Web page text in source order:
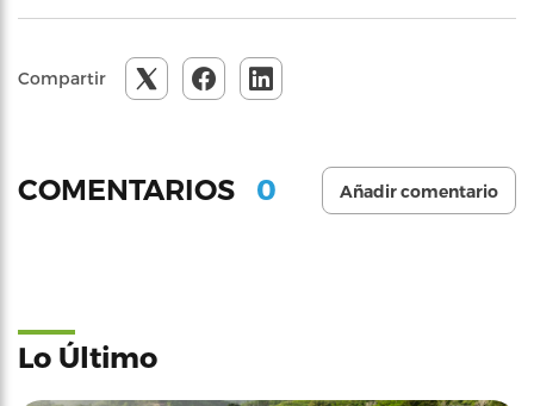
Compartir
COMENTARIOS 0 Añadir comentario
Lo Último